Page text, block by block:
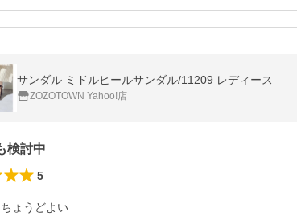
サンダル ミドルヒールサンダル/11209 レディース
ZOZOTOWN Yahoo!店
検討中
5
ちょうどよい